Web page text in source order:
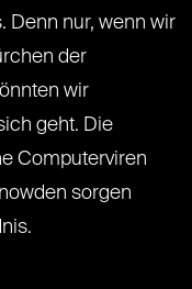
Denn nur, wenn wir
der
wir
geht. Die
Computerviren
sorgen